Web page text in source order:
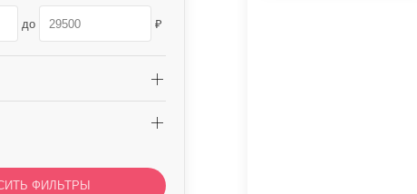
до
ФИЛЬТРЫ